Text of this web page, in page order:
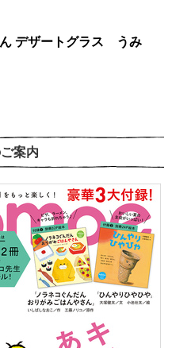
ノラネコぐんだん デザートグラス うみ
案内